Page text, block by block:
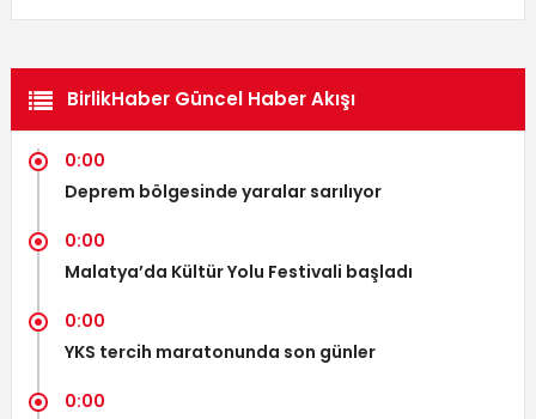
BirlikHaber Güncel Haber Akışı
0:00
Deprem bölgesinde yaralar sarılıyor
0:00
Malatya’da Kültür Yolu Festivali başladı
0:00
YKS tercih maratonunda son günler
0:00